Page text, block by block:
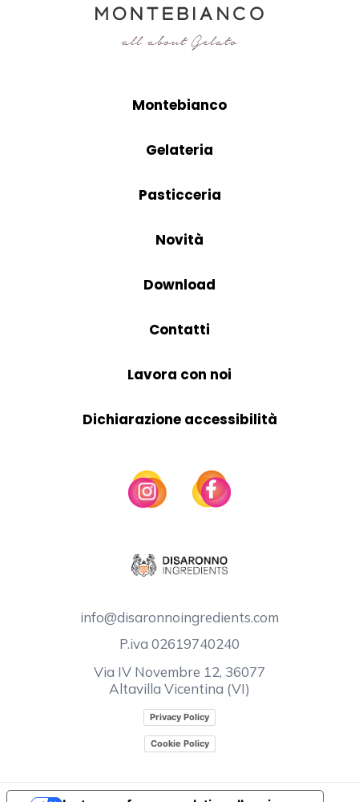
Montebianco
Gelateria
Pasticceria
Novità
Download
Contatti
Lavora con noi
Dichiarazione accessibilità
info@disaronnoingredients.com
P.iva 02619740240
Via IV Novembre 12, 36077
Altavilla Vicentina (VI)
Privacy Policy
Cookie Policy